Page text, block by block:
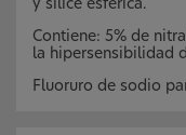
y sílice esférica.
Contiene: 5% de
la hipersensibilidad
Fluoruro de sodio